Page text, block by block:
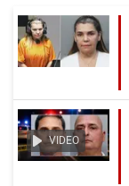
VIDEO